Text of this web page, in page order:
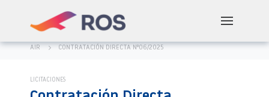
AIR CONTRATACIÓN DIRECTA Nº06/2025
LICITACIONES